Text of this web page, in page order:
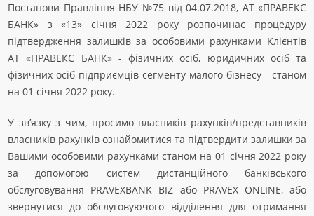
Постанови Правління НБУ №75 від 04.07.2018, АТ «ПРАВЕКС
БАНК» з «13» січня 2022 року розпочинає процедуру
підтвердження залишків за особовими рахунками Клієнтів
АТ «ПРАВЕКС БАНК» - фізичних осіб, юридичних осіб та
фізичних осіб-підприємців сегменту малого бізнесу - станом
на 01 січня 2022 року.
У зв’язку з чим, просимо власників рахунків/представників
власників рахунків ознайомитися та підтвердити залишки за
Вашими особовими рахунками станом на 01 січня 2022 року
за допомогою систем дистанційного банківського
обслуговування PRAVEXBANK BIZ або PRAVEX ONLINE, або
звернутися до обслуговуючого відділення для отримання